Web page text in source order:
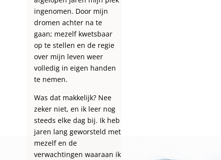
ingenomen. Door mijn
dromen achter na te
gaan; mezelf kwetsbaar
op te stellen en de regie
over mijn leven weer
volledig in eigen handen
te nemen.
Was dat makkelijk? Nee
zeker niet, en ik leer nog
steeds elke dag bij. Ik heb
jaren lang geworsteld met
mezelf en de
verwachtingen waaraan ik